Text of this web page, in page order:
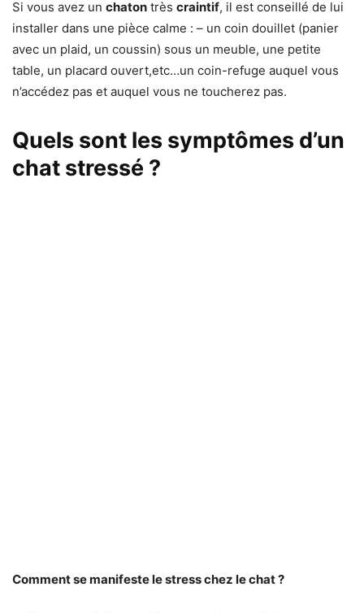
Si vous avez un chaton très craintif, il est conseillé de lui
installer dans une pièce calme : – un coin douillet (panier
avec un plaid, un coussin) sous un meuble, une petite
table, un placard ouvert,etc…un coin-refuge auquel vous
n’accédez pas et auquel vous ne toucherez pas.
Quels sont les symptômes d’un
chat stressé ?
Comment se manifeste lestresschez lechat?